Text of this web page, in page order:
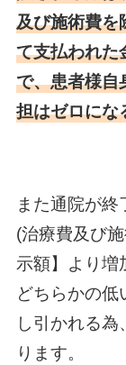
及び施術費を
て支払われた
で、患者様自
担はゼロにな
また通院が
(治療費及び
示額】より増
どちらかの低
し引かれる
ります。